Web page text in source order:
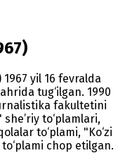
yil 16 fevralda
tug‘ilgan. 1990
fakultetini
to‘plamlari,
to‘plami, "Ko‘zi
chop etilgan.